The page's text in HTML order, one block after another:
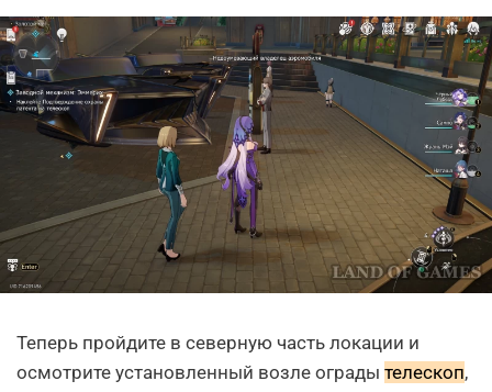
Теперь пройдите в северную часть локации и
осмотрите установленный возле ограды телескоп,